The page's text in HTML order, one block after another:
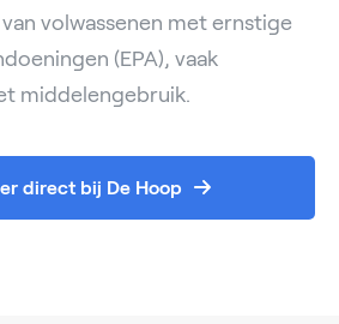
volwassenen met ernstige
(EPA), vaak
middelengebruik.
direct bij De Hoop